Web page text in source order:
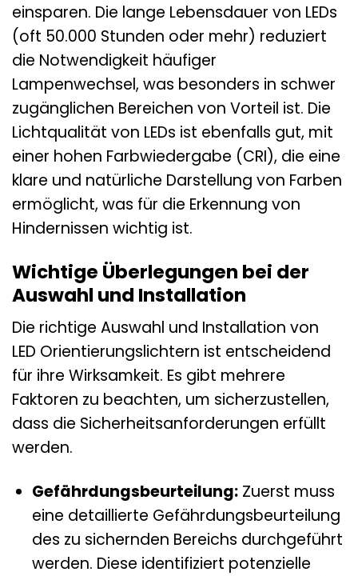
einsparen. Die lange Lebensdauer von LEDs
(oft 50.000 Stunden oder mehr) reduziert
die Notwendigkeit häufiger
Lampenwechsel, was besonders in schwer
zugänglichen Bereichen von Vorteil ist. Die
Lichtqualität von LEDs ist ebenfalls gut, mit
einer hohen Farbwiedergabe (CRI), die eine
klare und natürliche Darstellung von Farben
ermöglicht, was für die Erkennung von
Hindernissen wichtig ist.
Wichtige Überlegungen bei der
Auswahl und Installation
Die richtige Auswahl und Installation von
LED Orientierungslichtern ist entscheidend
für ihre Wirksamkeit. Es gibt mehrere
Faktoren zu beachten, um sicherzustellen,
dass die Sicherheitsanforderungen erfüllt
werden.
Gefährdungsbeurteilung:Zuerst muss
eine detaillierte Gefährdungsbeurteilung
des zu sichernden Bereichs durchgeführt
werden. Diese identifiziert potenzielle